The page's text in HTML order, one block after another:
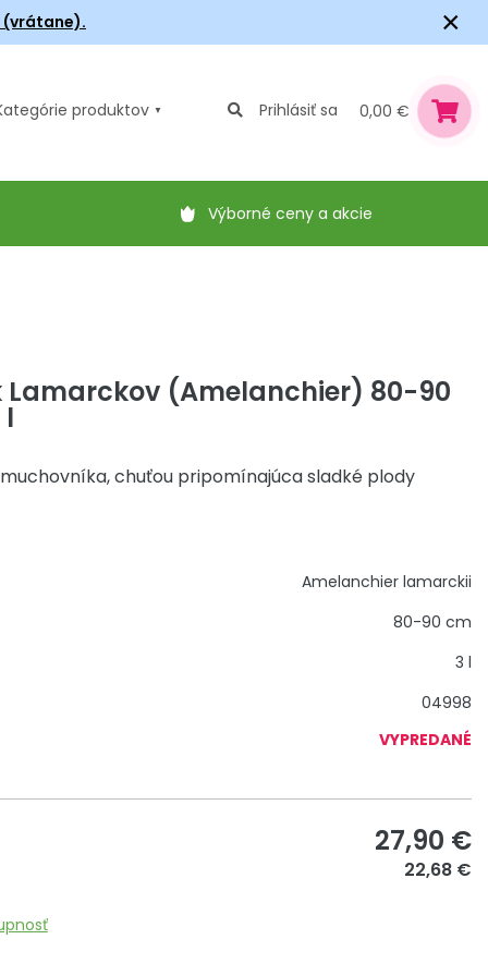
(vrátane). ×
produktov Prihlásiť sa 0,00 €
Výborné ceny a akcie
Lamarckov (Amelanchier) 80-90
l
chuťou pripomínajúca sladké plody
Amelanchier lamarckii
80-90 cm
3 l
04998
VYPREDANÉ
27,90 €
22,68 €